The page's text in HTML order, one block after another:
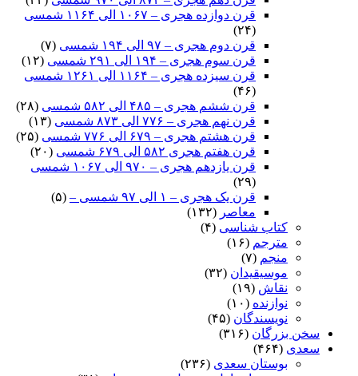
قرن دوازده هجری – ۱۰۶۷ الی ۱۱۶۴ شمسی
(۲۴)
قرن دوم هجری – ۹۷ الی ۱۹۴ شمسی
(۷)
قرن سوم هجری – ۱۹۴ الی ۲۹۱ شمسی
(۱۲)
قرن سیزده هجری – ۱۱۶۴ الی ۱۲۶۱ شمسی
(۴۶)
قرن ششم هجری – ۴۸۵ الی ۵۸۲ شمسی
(۲۸)
قرن نهم هجری – ۷۷۶ الی ۸۷۳ شمسی
(۱۳)
قرن هشتم هجری – ۶۷۹ الی ۷۷۶ شمسی
(۲۵)
قرن هفتم هجری ۵۸۲ الی ۶۷۹ شمسی
(۲۰)
قرن یازدهم هجری – ۹۷۰ الی ۱۰۶۷ شمسی
(۲۹)
قرن یک هجری – ۱ الی ۹۷ شمسی –
(۵)
معاصر (۱۳۲)
کتاب شناسی (۴)
مترجم (۱۶)
منجم (۷)
موسیقیدان (۳۲)
نقاش (۱۹)
نوازنده (۱۰)
نویسندگان (۴۵)
سخن بزرگان (۳۱۶)
سعدی (۴۶۴)
بوستان سعدی (۲۳۶)